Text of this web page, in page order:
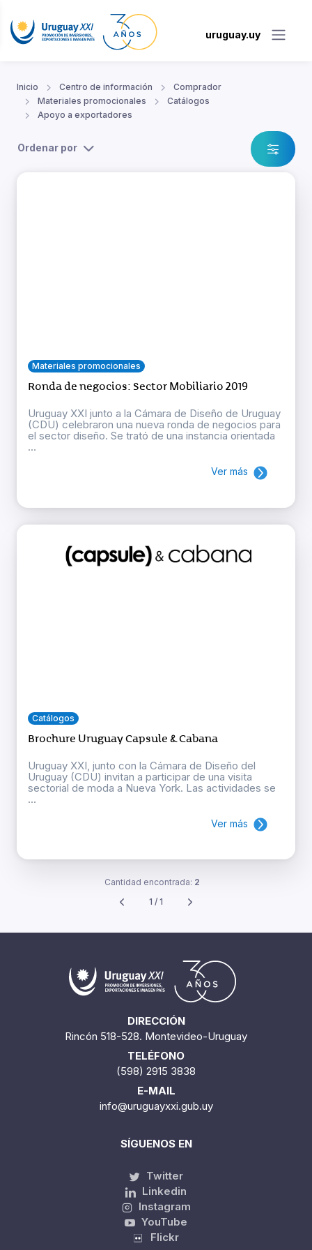
uruguay.uy
Inicio Centro de información
Comprador
Materiales promocionales
Catálogos
Apoyo a exportadores
Ordenar por
Materiales promocionales
Ronda de negocios: Sector Mobiliario 2019
Uruguay XXI junto a la Cámara de Diseño de Uruguay
(CDU) celebraron una nueva ronda de negocios para
el sector diseño. Se trató de una instancia orientada
...
Ver más
Catálogos
Brochure Uruguay Capsule & Cabana
Uruguay XXI, junto con la Cámara de Diseño del
Uruguay (CDU) invitan a participar de una visita
sectorial de moda a Nueva York. Las actividades se
...
Ver más
Cantidad encontrada: 2
1 / 1
DIRECCIÓN
Rincón 518-528. Montevideo-Uruguay
TELÉFONO
(598) 2915 3838
E-MAIL
info@uruguayxxi.gub.uy
SÍGUENOS EN
Twitter
Linkedin
Instagram
YouTube
Flickr